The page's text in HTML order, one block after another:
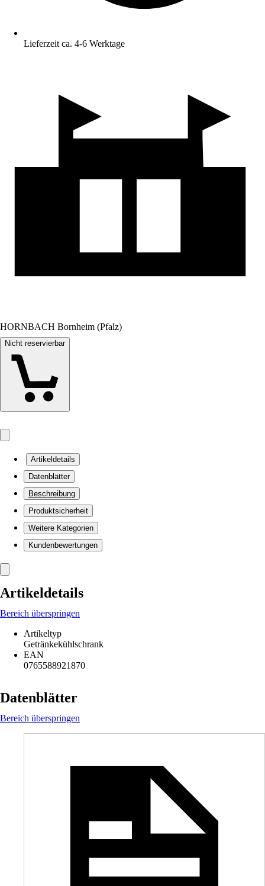
Lieferzeit ca. 4-6 Werktage
HORNBACH Bornheim (Pfalz)
Nicht reservierbar
Artikeldetails
Datenblätter
Beschreibung
Produktsicherheit
Weitere Kategorien
Kundenbewertungen
Artikeldetails
Bereich überspringen
Artikeltyp
Getränkekühlschrank
EAN
0765588921870
Datenblätter
Bereich überspringen